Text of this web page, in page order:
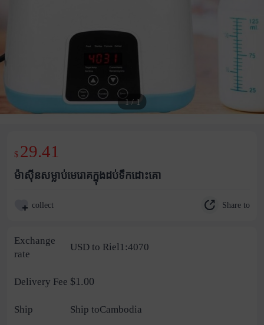
1 / 1
$ 29.41
ម៉ាស៊ីនសម្លាប់មេរោគក្នុងដប់ទឹកដោះគោ
collect Share to
Exchange
rate
USD to Riel1:4070
Delivery Fee $1.00
Ship Ship toCambodia